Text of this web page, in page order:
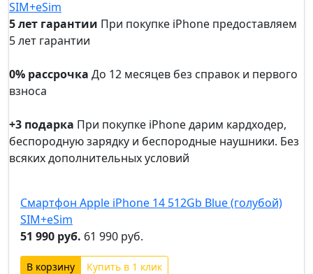
5 лет гарантии При покупке iPhone предоставляем
5 лет гарантии
0% рассрочка До 12 месяцев без справок и первого
взноса
+3 подарка При покупке iPhone дарим кардходер,
беспородную зарядку и беспородные наушники. Без
всяких дополнительных условий
Смартфон Apple iPhone 14 512Gb Blue (голубой)
SIM+eSim
51 990 руб. 61 990 руб.
Купить в 1 клик